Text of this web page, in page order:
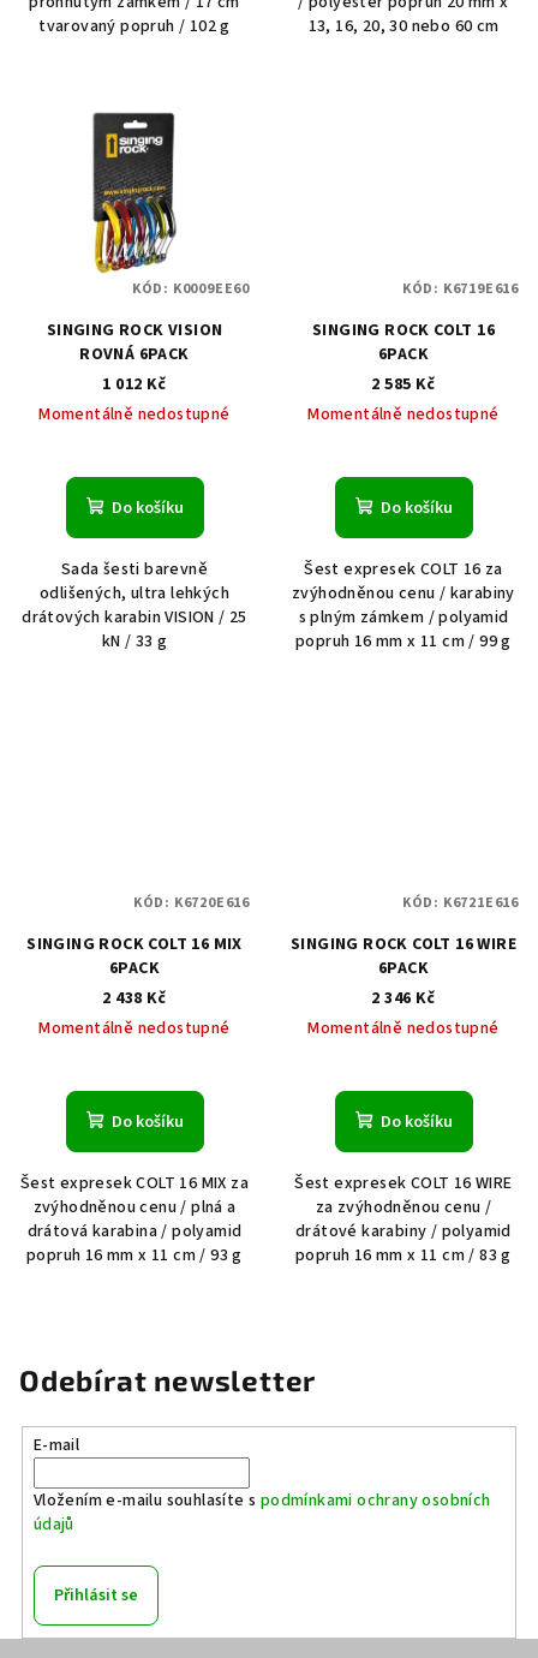
tvarovaný popruh / 102 g
13, 16, 20, 30 nebo 60 cm
SINGING ROCK VISION
ROVNÁ 6PACK
1 012 Kč
Momentálně nedostupné
Do košíku
Sada šesti barevně
odlišených, ultra lehkých
drátových karabin VISION / 25
kN / 33 g
KÓD: K0009EE60
SINGING ROCK COLT 16
6PACK
2 585 Kč
Momentálně nedostupné
Do košíku
Šest expresek COLT 16 za
zvýhodněnou cenu / karabiny
s plným zámkem / polyamid
popruh 16 mm x 11 cm / 99 g
KÓD: K6719E616
SINGING ROCK COLT 16 MIX
6PACK
2 438 Kč
Momentálně nedostupné
Do košíku
Šest expresek COLT 16 MIX za
zvýhodněnou cenu / plná a
drátová karabina / polyamid
popruh 16 mm x 11 cm / 93 g
KÓD: K6720E616
SINGING ROCK COLT 16 WIRE
6PACK
2 346 Kč
Momentálně nedostupné
Do košíku
Šest expresek COLT 16 WIRE
za zvýhodněnou cenu /
drátové karabiny / polyamid
popruh 16 mm x 11 cm / 83 g
KÓD: K6721E616
Odebírat newsletter
E-mail
Vložením e-mailu souhlasíte s podmínkami ochrany osobních
údajů
Přihlásit se